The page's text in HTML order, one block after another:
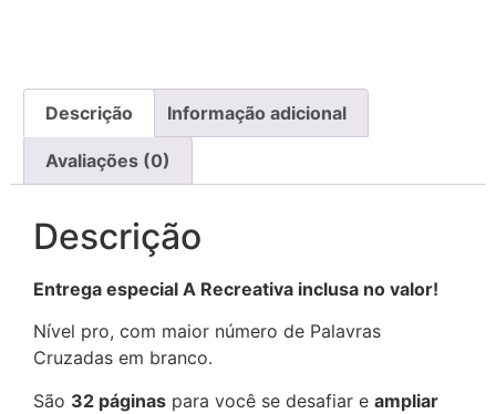
Descrição Informação adicional
Avaliações (0)
Descrição
Entrega especial A Recreativa inclusa no valor!
Nível pro, com maior número de Palavras
Cruzadas em branco.
São 32 páginas para você se desafiar e ampliar